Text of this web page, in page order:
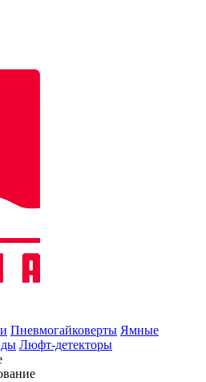
Пневмогайковерты Ямные
Люфт-детекторы